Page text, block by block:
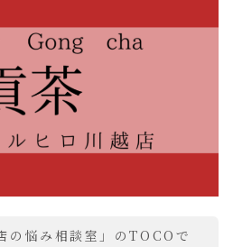
の悩み相談室」のTOCOで